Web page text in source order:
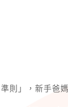
」，新手爸媽入